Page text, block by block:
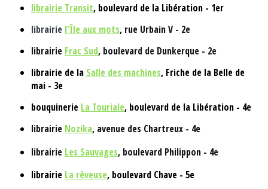
librairie Transit, boulevard de la Libération - 1er
librairie l'Île aux mots, rue Urbain V - 2e
librairie Frac Sud, boulevard de Dunkerque - 2e
librairie de la Salle des machines, Friche de la Belle de
mai - 3e
bouquinerie La Touriale, boulevard de la Libération - 4e
librairie Nozika, avenue des Chartreux - 4e
librairie Les Sauvages, boulevard Philippon - 4e
librairie La rêveuse, boulevard Chave - 5e